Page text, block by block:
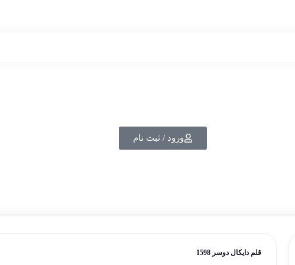
ورود / ثبت نام
قلم دایکال دوسر 1598